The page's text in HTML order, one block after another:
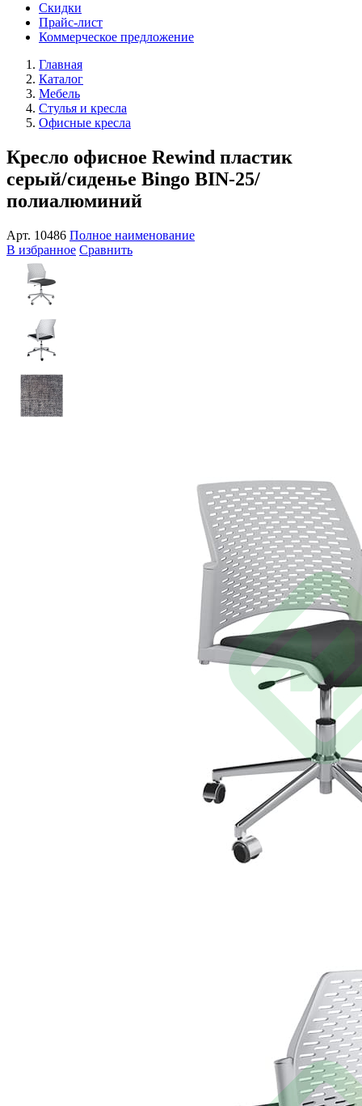
Скидки
Прайс-лист
Коммерческое предложение
Главная
Каталог
Мебель
Стулья и кресла
Офисные кресла
Кресло офисное Rewind пластик
серый/сиденье Bingo BIN-25/
полиалюминий
Арт. 10486 Полное наименование
В избранное Сравнить